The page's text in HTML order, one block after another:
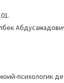
психологик